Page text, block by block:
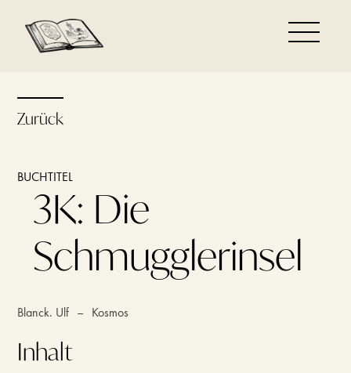
Zurück
BUCHTITEL
3K: Die
Schmugglerinsel
Blanck. Ulf – Kosmos
Inhalt